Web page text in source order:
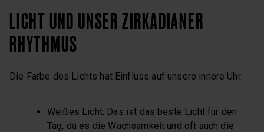
LICHT UND UNSER ZIRKADIANER
RHYTHMUS
Die Farbe des Lichts hat Einfluss auf unsere innere Uhr:
Weißes Licht: Das ist das beste Licht für den
Tag, da es die Wachsamkeit und oft auch die